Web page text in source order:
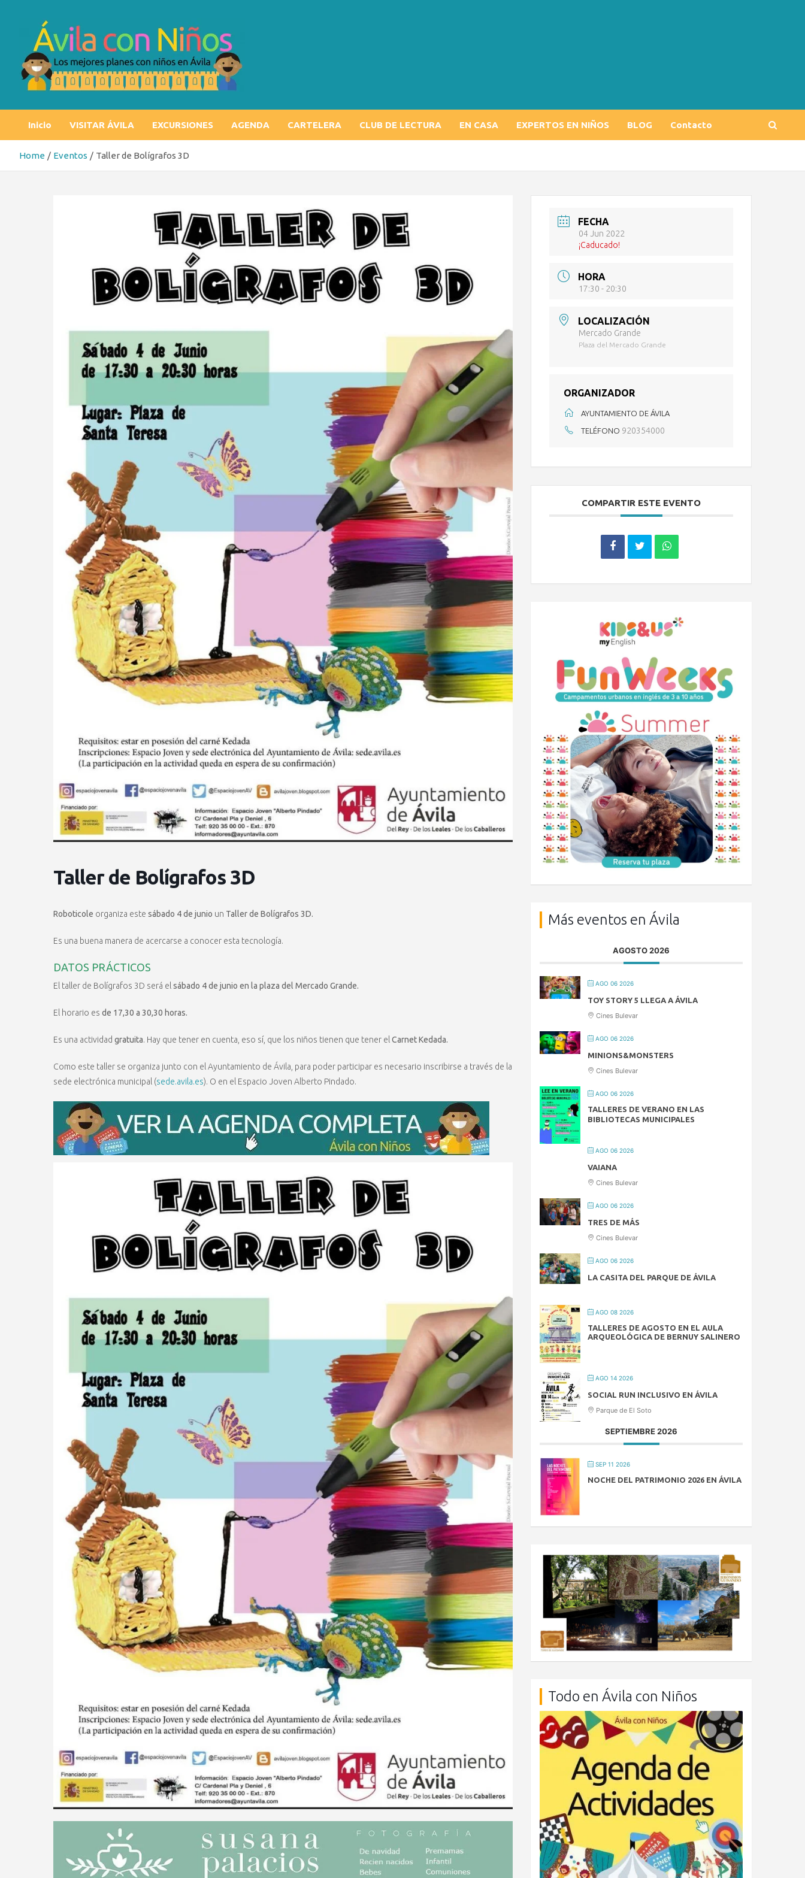
Inicio VISITAR ÁVILA EXCURSIONES AGENDA CARTELERA CLUB DE LECTURA EN CASA EXPERTOS EN NIÑOS BLOG Contacto
Home Eventos Taller de Bolígrafos 3D
Taller de Bolígrafos 3D
Roboticole organiza este sábado 4 de junio un Taller de Bolígrafos 3D.
Es una buena manera de acercarse a conocer esta tecnología.
DATOS PRÁCTICOS
El taller de Bolígrafos 3D será elsábado 4 de junio en la plaza del Mercado Grande.
El horario es de 17,30 a 30,30 horas.
Es una actividad gratuita. Hay que tener en cuenta, eso sí, que los niños tienen que tener elCarnet Kedada.
Como este taller se organiza junto con el Ayuntamiento de Ávila, para poder participar es necesario inscribirse a través de la
sede electrónica municipal (sede.avila.es). O en el Espacio Joven Alberto Pindado.
FECHA
04 Jun 2022
¡Caducado!
HORA
17:30 - 20:30
LOCALIZACIÓN
Mercado Grande
Plaza del Mercado Grande
ORGANIZADOR
AYUNTAMIENTO DE ÁVILA
TELÉFONO 920354000
COMPARTIR ESTE EVENTO
Más eventos en Ávila
AGOSTO 2026
AGO 06 2026
TOY STORY 5 LLEGA A ÁVILA
Cines Bulevar
AGO 06 2026
MINIONS&MONSTERS
Cines Bulevar
AGO 06 2026
TALLERES DE VERANO EN LAS
BIBLIOTECAS MUNICIPALES
AGO 06 2026
VAIANA
Cines Bulevar
AGO 06 2026
TRES DE MÁS
Cines Bulevar
AGO 06 2026
LA CASITA DEL PARQUE DE ÁVILA
AGO 08 2026
TALLERES DE AGOSTO EN EL AULA
ARQUEOLÓGICA DE BERNUY SALINERO
AGO 14 2026
SOCIAL RUN INCLUSIVO EN ÁVILA
Parque de El Soto
SEPTIEMBRE 2026
SEP 11 2026
NOCHE DEL PATRIMONIO 2026 EN ÁVILA
Todo en Ávila con Niños